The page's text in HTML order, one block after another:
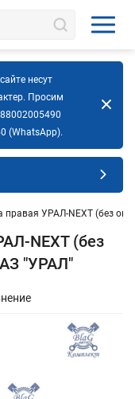
несут
Просим
(WhatsApp).
правая УРАЛ-NEXT (без
NEXT (без
"УРАЛ"